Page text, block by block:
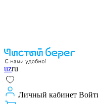
uzru
Личный кабинет